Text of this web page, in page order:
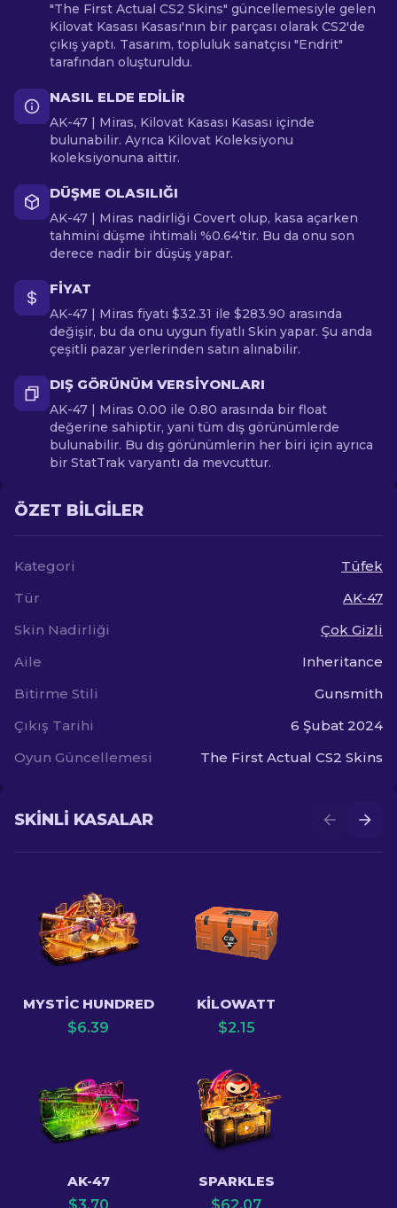
"The First Actual CS2 Skins" güncellemesiyle gelen
Kilovat Kasası Kasası'nın bir parçası olarak CS2'de
çıkış yaptı. Tasarım, topluluk sanatçısı "Endrit"
tarafından oluşturuldu.
NASIL ELDE EDILIR
AK-47 | Miras, Kilovat Kasası Kasası içinde
bulunabilir. Ayrıca Kilovat Koleksiyonu
koleksiyonuna aittir.
DÜŞME OLASILIĞI
AK-47 | Miras nadirliği Covert olup, kasa açarken
tahmini düşme ihtimali %0.64'tir. Bu da onu son
derece nadir bir düşüş yapar.
FIYAT
AK-47 | Miras fiyatı $32.31 ile $283.90 arasında
değişir, bu da onu uygun fiyatlı Skin yapar. Şu anda
çeşitli pazar yerlerinden satın alınabilir.
DIŞ GÖRÜNÜM VERSIYONLARI
AK-47 | Miras 0.00 ile 0.80 arasında bir float
değerine sahiptir, yani tüm dış görünümlerde
bulunabilir. Bu dış görünümlerin her biri için ayrıca
bir StatTrak varyantı da mevcuttur.
ÖZET BILGILER
Kategori
Tüfek
Tür
AK-47
Skin Nadirliği
Çok Gizli
Aile
Inheritance
Bitirme Stili
Gunsmith
Çıkış Tarihi
6 Şubat 2024
Oyun Güncellemesi
The First Actual CS2 Skins
SKINLI KASALAR
MYSTIC HUNDRED
$6.39
KILOWATT
$2.15
AK-47
SPARKLES